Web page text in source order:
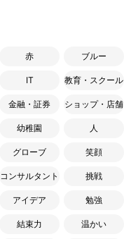
赤 ブルー
IT 教育・スクール
金融・証券 ショップ・店舗
幼稚園 人
グローブ 笑顔
コンサルタント 挑戦
アイデア 勉強
結束力 温かい